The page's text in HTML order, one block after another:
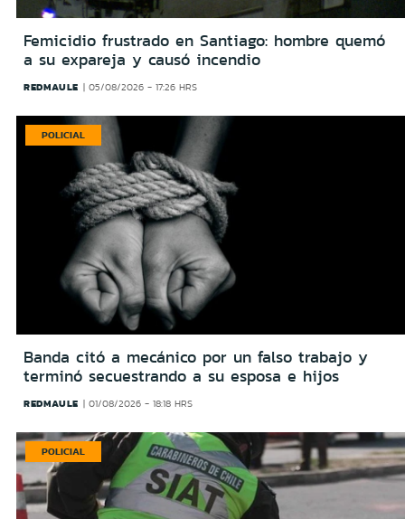
Femicidio frustrado en Santiago: hombre quemó
a su expareja y causó incendio
REDMAULE 05/08/2026 - 17:26 HRS
POLICIAL
Banda citó a mecánico por un falso trabajo y
terminó secuestrando a su esposa e hijos
REDMAULE 01/08/2026 - 18:18 HRS
POLICIAL